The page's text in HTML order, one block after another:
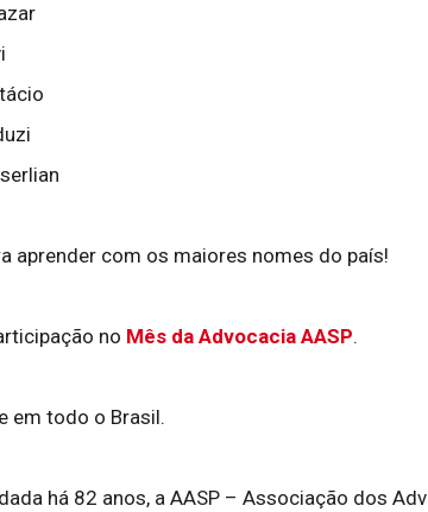
aprender com os maiores nomes do país!
no Mês da Advocacia AASP.
em todo o Brasil.
há 82 anos, a AASP – Associação dos